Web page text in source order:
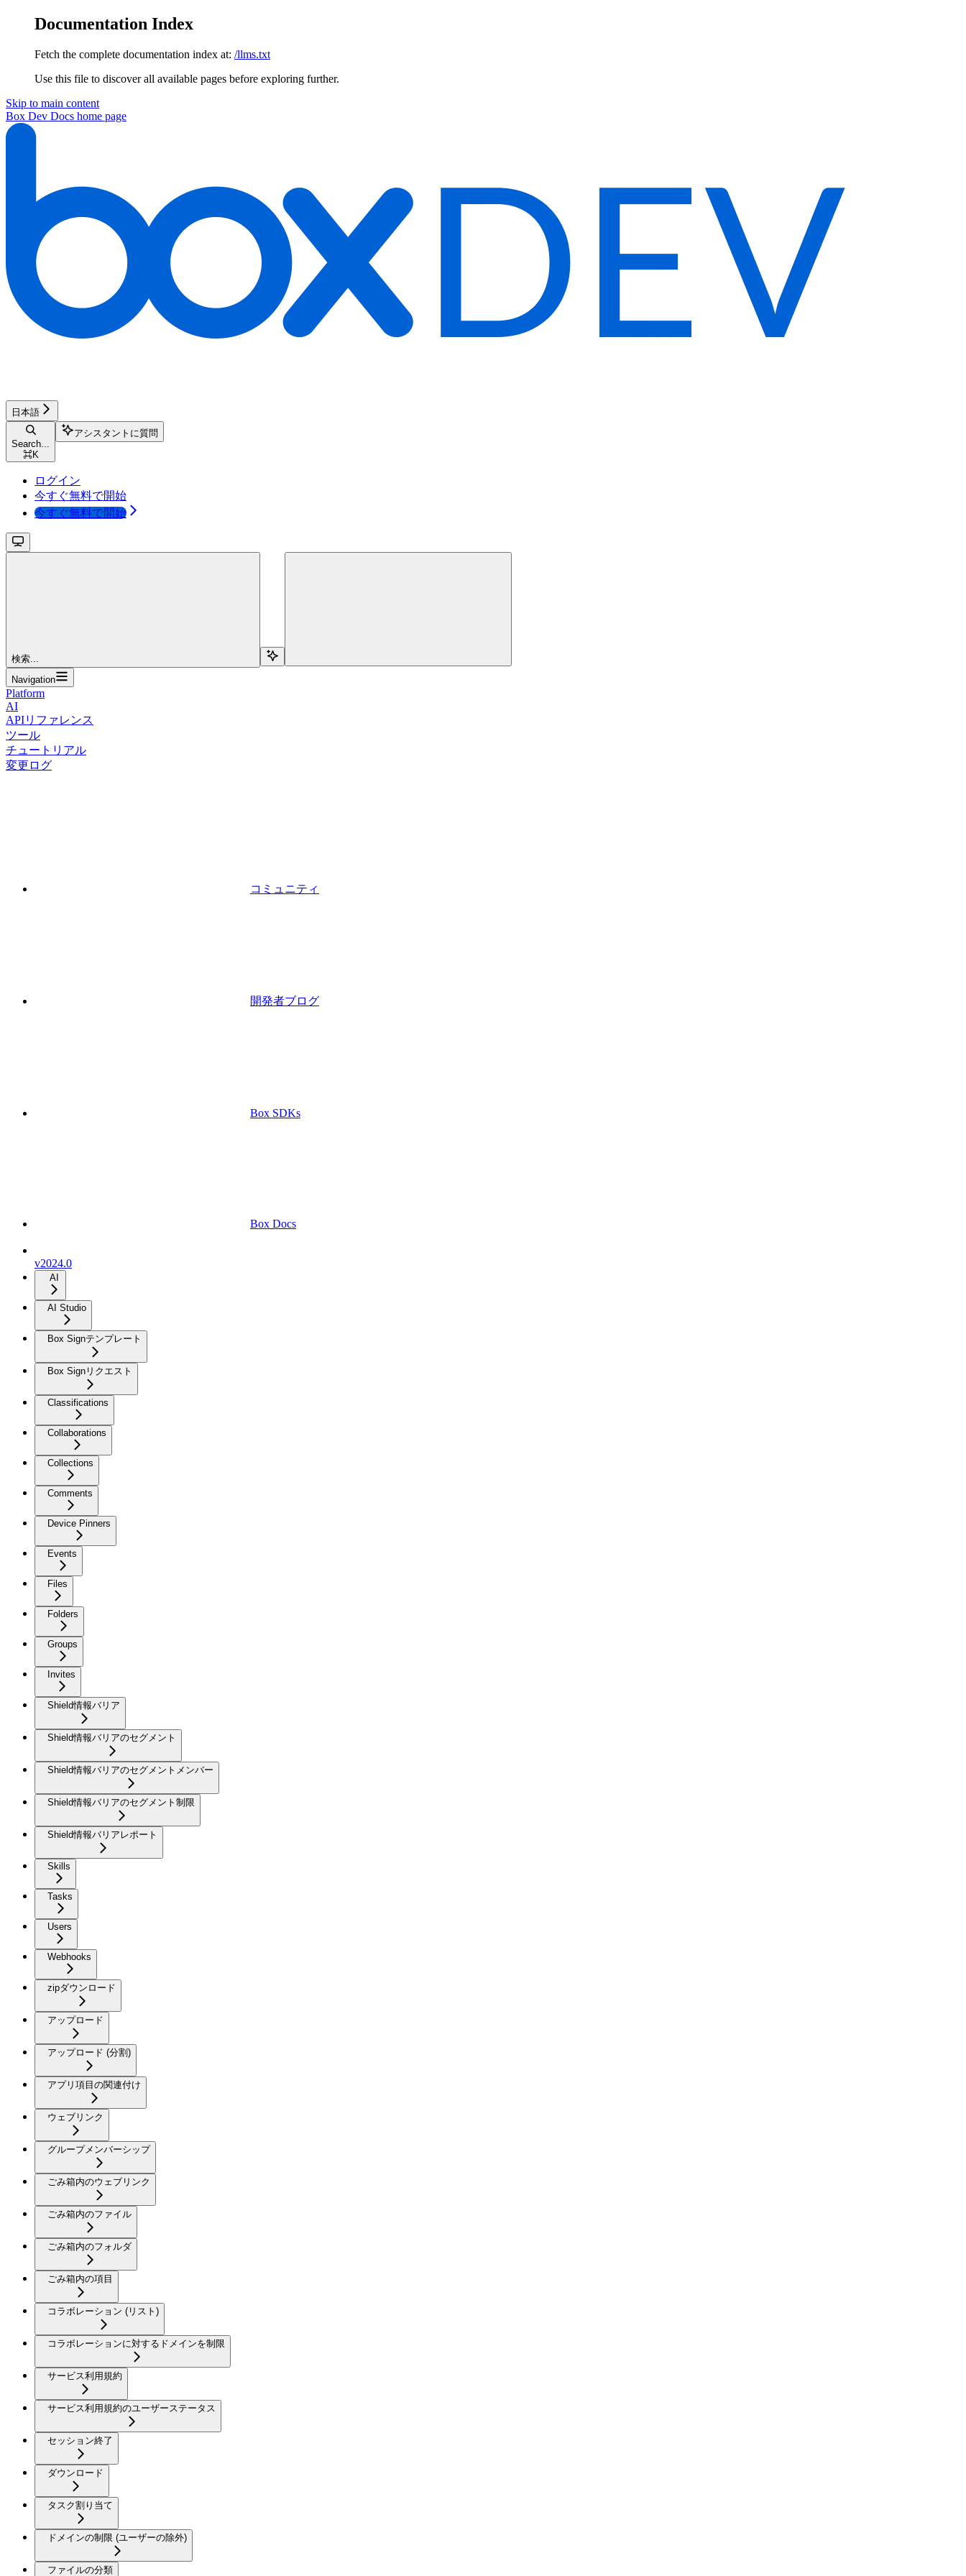
Documentation Index
Fetch the complete documentation index at: /llms.txt
Use this file to discover all available pages before exploring further.
Skip to main content
Box Dev Docs home page
日本語
Search...
⌘K
アシスタントに質問
ログイン
今すぐ無料で開始
今すぐ無料で開始
検索...
Navigation
Platform
AI
APIリファレンス
ツール
チュートリアル
変更ログ
コミュニティ
開発者ブログ
Box SDKs
Box Docs
v2024.0
AI
AI Studio
Box Signテンプレート
Box Signリクエスト
Classifications
Collaborations
Collections
Comments
Device Pinners
Events
Files
Folders
Groups
Invites
Shield情報バリア
Shield情報バリアのセグメント
Shield情報バリアのセグメントメンバー
Shield情報バリアのセグメント制限
Shield情報バリアレポート
Skills
Tasks
Users
Webhooks
zipダウンロード
アップロード
アップロード (分割)
アプリ項目の関連付け
ウェブリンク
グループメンバーシップ
ごみ箱内のウェブリンク
ごみ箱内のファイル
ごみ箱内のフォルダ
ごみ箱内の項目
コラボレーション (リスト)
コラボレーションに対するドメインを制限
サービス利用規約
サービス利用規約のユーザーステータス
セッション終了
ダウンロード
タスク割り当て
ドメインの制限 (ユーザーの除外)
ファイルの分類